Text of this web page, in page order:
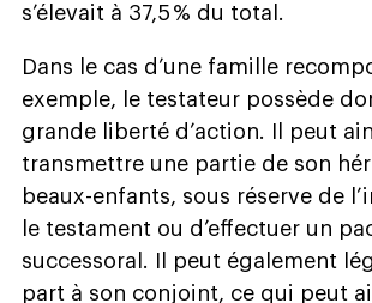
s’élevait à 37,5 % du total.
Dans le cas d’une famille
exemple, le testateur possède
grande liberté d’action. Il peut
transmettre une partie de son
beaux-enfants, sous réserve de
le testament ou d’effectuer un
successoral. Il peut également
part à son conjoint, ce qui peut